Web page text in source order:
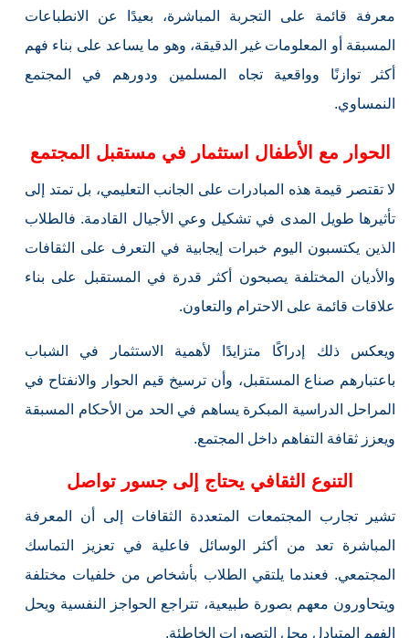
معرفة قائمة على التجربة المباشرة، بعيدًا عن الانطباعات
المسبقة أو المعلومات غير الدقيقة، وهو ما يساعد على بناء فهم
أكثر توازنًا وواقعية تجاه المسلمين ودورهم في المجتمع
النمساوي.
الحوار مع الأطفال استثمار في مستقبل المجتمع
لا تقتصر قيمة هذه المبادرات على الجانب التعليمي، بل تمتد إلى
تأثيرها طويل المدى في تشكيل وعي الأجيال القادمة. فالطلاب
الذين يكتسبون اليوم خبرات إيجابية في التعرف على الثقافات
والأديان المختلفة يصبحون أكثر قدرة في المستقبل على بناء
علاقات قائمة على الاحترام والتعاون.
ويعكس ذلك إدراكًا متزايدًا لأهمية الاستثمار في الشباب
باعتبارهم صناع المستقبل، وأن ترسيخ قيم الحوار والانفتاح في
المراحل الدراسية المبكرة يساهم في الحد من الأحكام المسبقة
ويعزز ثقافة التفاهم داخل المجتمع.
التنوع الثقافي يحتاج إلى جسور تواصل
تشير تجارب المجتمعات المتعددة الثقافات إلى أن المعرفة
المباشرة تعد من أكثر الوسائل فاعلية في تعزيز التماسك
المجتمعي. فعندما يلتقي الطلاب بأشخاص من خلفيات مختلفة
ويتحاورون معهم بصورة طبيعية، تتراجع الحواجز النفسية ويحل
الفهم المتبادل محل التصورات الخاطئة.